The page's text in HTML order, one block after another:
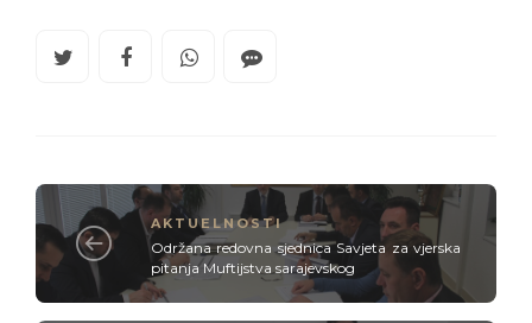
AKTUELNOSTI
Održana redovna sjednica Savjeta za vjerska
pitanja Muftijstva sarajevskog